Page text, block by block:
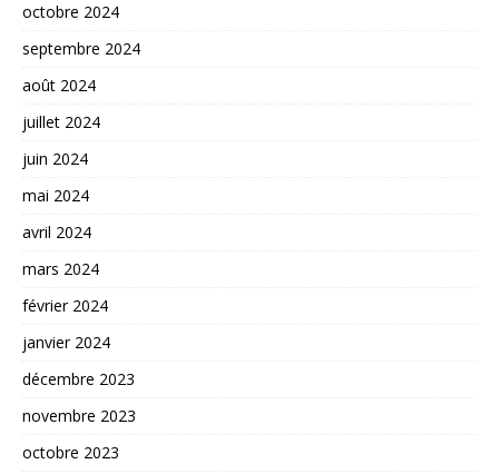
octobre 2024
septembre 2024
août 2024
juillet 2024
juin 2024
mai 2024
avril 2024
mars 2024
février 2024
janvier 2024
décembre 2023
novembre 2023
octobre 2023